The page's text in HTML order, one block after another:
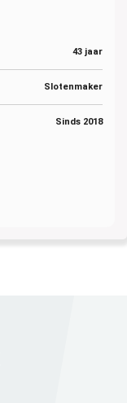
43 jaar
Slotenmaker
Sinds 2018